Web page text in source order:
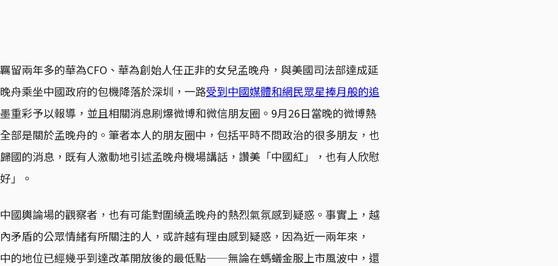
留兩年多的華為CFO、華為創始人任正非的女兒孟晚舟，與美國司法部達成延
舟乘坐中國政府的包機降落於深圳，一路受到中國媒體和網民眾星捧月般的追
重彩予以報導，並且相關消息刷爆微博和微信朋友圈。9月26日當晚的微博熱
部是關於孟晚舟的。筆者本人的朋友圈中，包括平時不問政治的很多朋友，也
國的消息，既有人激動地引述孟晚舟機場講話，讚美「中國紅」，也有人欣慰
」。
國輿論場的觀察者，也有可能對圍繞孟晚舟的熱烈氣氛感到疑惑。事實上，越
矛盾的公眾情緒有所關注的人，或許越有理由感到疑惑，因為近一兩年來，
中的地位已經幾乎到達改革開放後的最低點——無論在螞蟻金服上市風波中，還